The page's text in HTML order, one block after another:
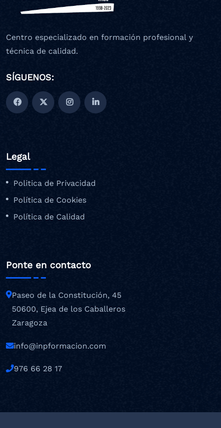
Centro especializado en formación profesional y
técnica de calidad.
SÍGUENOS:
Legal
Politica de Privacidad
Política de Cookies
Política de Calidad
Ponte en contacto
Paseo de la Constitución, 45
50600, Ejea de los Caballeros
Zaragoza
info@inpformacion.com
976 66 28 17